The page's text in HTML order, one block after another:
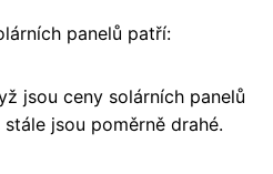
panelů patří:
jsou ceny solárních panelů
jsou poměrně drahé.